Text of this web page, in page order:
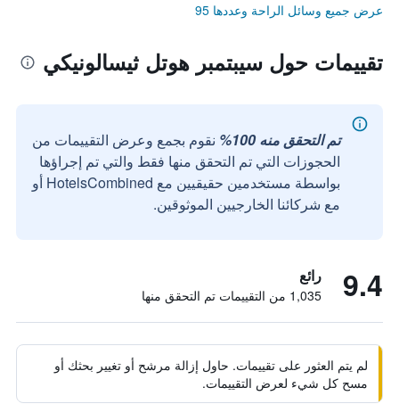
عرض جميع وسائل الراحة وعددها 95
تقييمات حول سيبتمبر هوتل ثيسالونيكي
تم التحقق منه 100%
نقوم بجمع وعرض التقييمات من
الحجوزات التي تم التحقق منها فقط والتي تم إجراؤها
بواسطة مستخدمين حقيقيين مع HotelsCombined أو
مع شركائنا الخارجيين الموثوقين.
9.4 رائع
1,035 من التقييمات تم التحقق منها
لم يتم العثور على تقييمات. حاول إزالة مرشح أو تغيير بحثك أو
مسح كل شيء لعرض التقييمات.